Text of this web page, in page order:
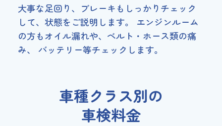
大事な足回り、ブレーキもしっかりチェック
して、状態をご説明します。 エンジンルーム
の方もオイル漏れや、ベルト・ホース類の痛
み、 バッテリー等チェックします。
車種クラス別の
車検料金